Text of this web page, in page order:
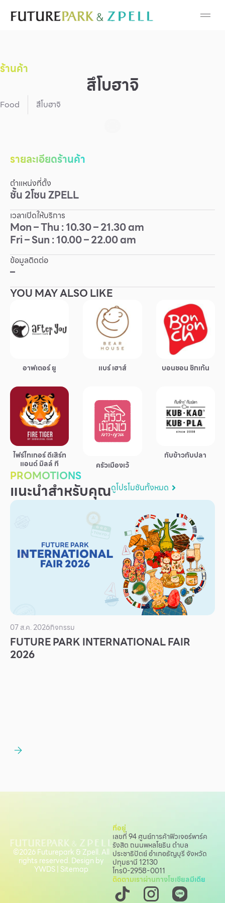
Cosmetic
Fashion
Food
Gold & Jewelry
IT
Mobile
Other
Service
Superstores
กิจกรรมและโปรโมชั่น
ข้อเสนอพิเศษ
สำหรับนักท่องเที่ยว
มีอะไรใหม่
แผนผังร้านค้า
บริการ
เพื่อสังคม
ฟิวเจอร์ซิตี้
ผู้เช่าพื้นที่
ร่วมงานกับเรา
สิทธิประโยชน์ที่ฟิวเจอร์พาร์ค
ร้านค้า
สึโบฮาจิ
Food สึโบฮาจิ
รายละเอียดร้านค้า
ตำแหน่งที่ตั้ง
ชั้น2โซนZPELL
เวลาเปิดให้บริการ
Mon – Thu : 10.30 – 21.30 am
Fri – Sun : 10.00 – 22.00 am
ข้อมูลติดต่อ
–
YOU MAY ALSO LIKE
อาฟเตอร์ ยู แบร์ เฮาส์ บอนชอน ชิกเก้น
ไฟร์ไทเกอร์ ดีเสิร์ท
แอนด์ มิลล์ ที ครัวเมืองเว้
กับข้าวกับปลา
PROMOTIONS
แนะนำสำหรับคุณดูโปรโมชันทั้งหมด
07 ส.ค. 2026กิจกรรม
FUTURE PARK INTERNATIONAL FAIR
2026
ที่อยู่
เลขที่ 94 ศูนย์การค้าฟิวเจอร์พาร์ค
รังสิต ถนนพหลโยธิน ตำบล
ประชาธิปัตย์ อำเภอธัญบุรี จังหวัด
ปทุมธานี 12130
โทร0-2958-0011
ติดตามเราผ่านทางโซเชียลมีเดีย
©2026 Futurepark & Zpell. All
rights reserved. Design by
YWDS| Sitemap